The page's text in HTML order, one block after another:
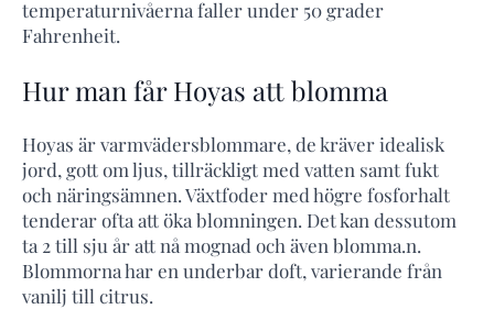
temperaturnivåerna faller under 50 grader
Fahrenheit.
Hur man får Hoyas att blomma
Hoyas är varmvädersblommare, de kräver idealisk
jord, gott om ljus, tillräckligt med vatten samt fukt
och näringsämnen. Växtfoder med högre fosforhalt
tenderar ofta att öka blomningen. Det kan dessutom
ta 2 till sju år att nå mognad och även blomma.n.
Blommorna har en underbar doft, varierande från
vanilj till citrus.